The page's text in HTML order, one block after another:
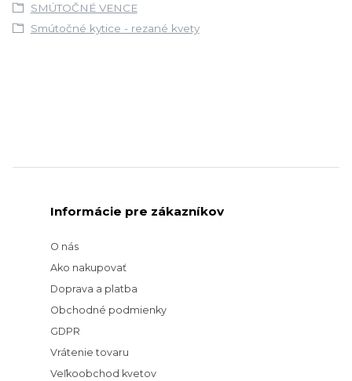
SMÚTOČNÉ VENCE
Smútočné kytice - rezané kvety
Informácie pre zákazníkov
O nás
Ako nakupovať
Doprava a platba
Obchodné podmienky
GDPR
Vrátenie tovaru
Veľkoobchod kvetov